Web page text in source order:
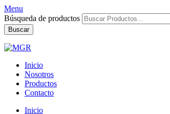
Menu
Búsqueda de productos
Buscar
Inicio
Nosotros
Productos
Contacto
Inicio